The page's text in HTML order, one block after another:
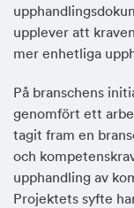
upplever att
mer enhetliga
På branschens
genomfört ett
tagit fram en
och
upphandling av
Projektets syfte